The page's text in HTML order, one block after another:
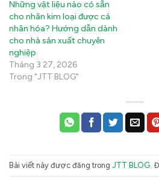
Những vật liệu nào có sẵn
cho nhãn kim loại được cá
nhân hóa? Hướng dẫn dành
cho nhà sản xuất chuyên
nghiệp
Tháng 3 27, 2026
Trong "JTT BLOG"
Bài viết này được đăng trong JTT BLOG .